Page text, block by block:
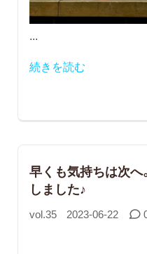
...
続きを読む
早くも気持ちは次へ
しました♪
vol.35 2023-06-22